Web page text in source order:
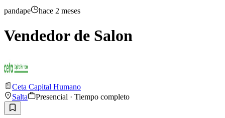
pandape hace 2 meses
Vendedor de Salon
Ceta Capital Humano
Salta
Presencial · Tiempo completo